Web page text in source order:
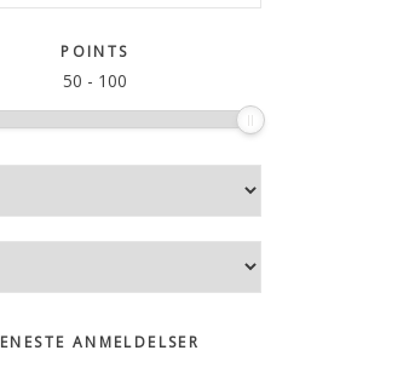
POINTS
50 - 100
ANMELDELSER